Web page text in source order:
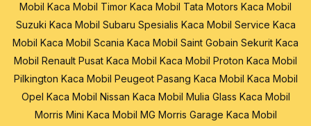
Mobil Kaca Mobil Timor Kaca Mobil Tata Motors Kaca Mobil
Suzuki Kaca Mobil Subaru Spesialis Kaca Mobil Service Kaca
Mobil Kaca Mobil Scania Kaca Mobil Saint Gobain Sekurit Kaca
Mobil Renault Pusat Kaca Mobil Kaca Mobil Proton Kaca Mobil
Pilkington Kaca Mobil Peugeot Pasang Kaca Mobil Kaca Mobil
Opel Kaca Mobil Nissan Kaca Mobil Mulia Glass Kaca Mobil
Morris Mini Kaca Mobil MG Morris Garage Kaca Mobil